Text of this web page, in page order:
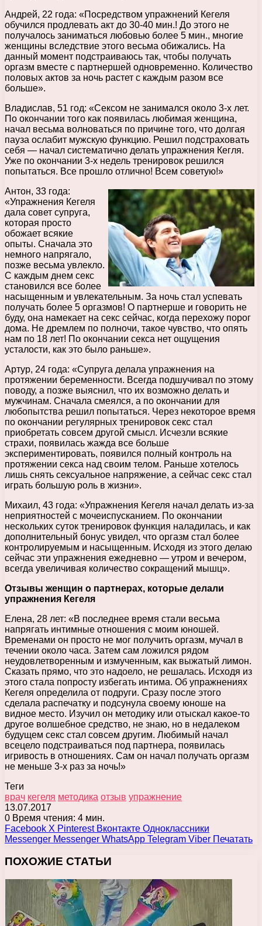
Андрей, 22 года: «Посредством упражнений Кегеля
обучился продлевать акт до 30-40 мин.! До этого не
получалось заниматься любовью более 5 мин., многие
женщины вследствие этого весьма обижались. На
данный момент подстраиваюсь так, чтобы получать
оргазм вместе с партнершей одновременно. Количество
половых актов за ночь растет с каждым разом все
больше».
Владислав, 51 год: «Сексом не занимался около 3-х лет.
По окончании того как появилась любимая женщина,
начал весьма волноваться по причине того, что долгая
пауза ослабит мужскую функцию. Решил подстраховать
себя — начал систематично делать упражнения Кегля.
Уже по окончании 3-х недель тренировок решился
попытаться. Все прошло отлично! Всем советую!»
Антон, 33 года:
«Упражнения Кегеля
дала совет супруга,
которая просто
обожает всякие
опыты. Сначала это
немного напрягало,
позже весьма увлекло.
С каждым днем секс
становился все более
насыщенным и увлекательным. За ночь стал успевать
получать более 5 оргазмов! О партнерше и говорить не
буду, она намекает на секс сейчас, когда перехожу порог
дома. Не дремлем по полночи, такое чувство, что опять
нам по 18 лет! По окончании секса нет ощущения
усталости, как это было раньше».
Артур, 24 года: «Супруга делала упражнения на
протяжении беременности. Всегда подшучивал по этому
поводу, а позже выяснил, что их возможно делать и
мужчинам. Сначала смеялся, а по окончании для
любопытства решил попытаться. Через некоторое время
по окончании регулярных тренировок секс стал
приобретать совсем другой смысл. Исчезли всякие
страхи, появилась жажда все больше
экспериментировать, появился полный контроль на
протяжении секса над своим телом. Раньше хотелось
лишь снять сексуальное напряжение, а сейчас секс стал
играть большую роль в жизни».
Михаил, 43 года: «Упражнения Кегеля начал делать из-за
неприятностей с мочеиспусканием. По окончании
нескольких суток тренировок функция наладилась, и как
дополнительный бонус увидел, что оргазм стал более
контролируемым и насыщенным. Исходя из этого делаю
сейчас эти упражнения ежедневно — утром и вечером,
всегда увеличивая количество сокращений мышц».
Отзывы женщин о партнерах, которые делали
упражнения Кегеля
Елена, 28 лет: «В последнее время стали весьма
напрягать интимные отношения с моим юношей.
Временами он просто не мог получить оргазм, мучал в
течении около часа. Затем сам ложился рядом
неудовлетворенным и измученным, как выжатый лимон.
Сказать прямо, что это надоело, не решалась. Исходя из
этого стала попросту избегать интима. Об упражнениях
Кегеля определила от подруги. Сразу после этого
сделала распечатку и подсунула своему юноше на
видное место. Изучил он методику или отыскал какое-то
другое волшебное средство, не знаю, но в недалеком
будущем секс стал совсем другим. Любимый начал
всецело подстраиваться под партнера, появилась
игривость в отношениях. Сам он начал получать оргазм
не меньше 3-х раз за ночь!»
Теги
врач кегеля методика отзыв упражнение
13.07.2017
0 Время чтения: 4 мин.
Facebook X Pinterest Вконтакте Одноклассники
Messenger Messenger WhatsApp Telegram Viber Печатать
ПОХОЖИЕ СТАТЬИ